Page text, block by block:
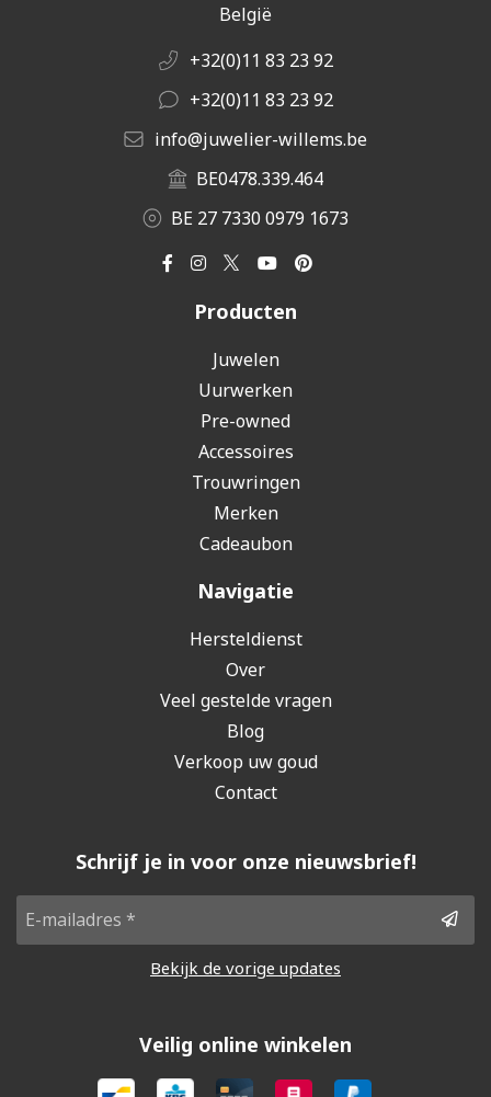
België
+32(0)11 83 23 92
+32(0)11 83 23 92
info@juwelier-willems.be
BE0478.339.464
BE 27 7330 0979 1673
Producten
Juwelen
Uurwerken
Pre-owned
Accessoires
Trouwringen
Merken
Cadeaubon
Navigatie
Hersteldienst
Over
Veel gestelde vragen
Blog
Verkoop uw goud
Contact
Schrijf je in voor onze nieuwsbrief!
Bekijk de vorige updates
Veilig online winkelen